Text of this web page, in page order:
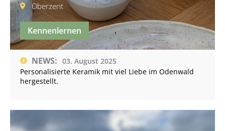
Oberzent
Kennenlernen
NEWS: 03. August 2025
Personalisierte Keramik mit viel Liebe im Odenwald
hergestellt.